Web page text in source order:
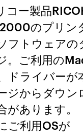
コー製品
のプリン
フトウェアの
。ご利用の
ドライバーが
ジからダウン
があります。
ご利用OSが